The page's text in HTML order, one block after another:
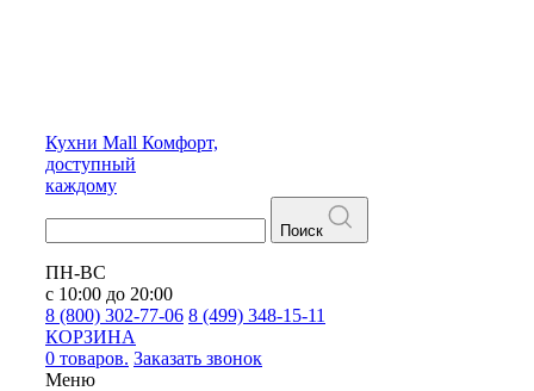
Кухни Mall Комфорт,
доступный
каждому
Поиск
ПН-ВС
с 10:00 до 20:00
8 (800) 302-77-06 8 (499) 348-15-11
КОРЗИНА
0 товаров. Заказать звонок
Меню